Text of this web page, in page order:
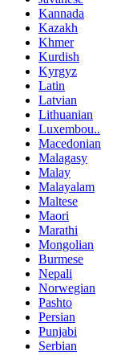
Kannada
Kazakh
Khmer
Kurdish
Kyrgyz
Latin
Latvian
Lithuanian
Luxembou..
Macedonian
Malagasy
Malay
Malayalam
Maltese
Maori
Marathi
Mongolian
Burmese
Nepali
Norwegian
Pashto
Persian
Punjabi
Serbian